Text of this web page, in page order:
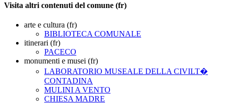
Visita altri contenuti del comune (fr)
arte e cultura (fr)
BIBLIOTECA COMUNALE
itinerari (fr)
PACECO
monumenti e musei (fr)
LABORATORIO MUSEALE DELLA CIVILT�
CONTADINA
MULINI A VENTO
CHIESA MADRE